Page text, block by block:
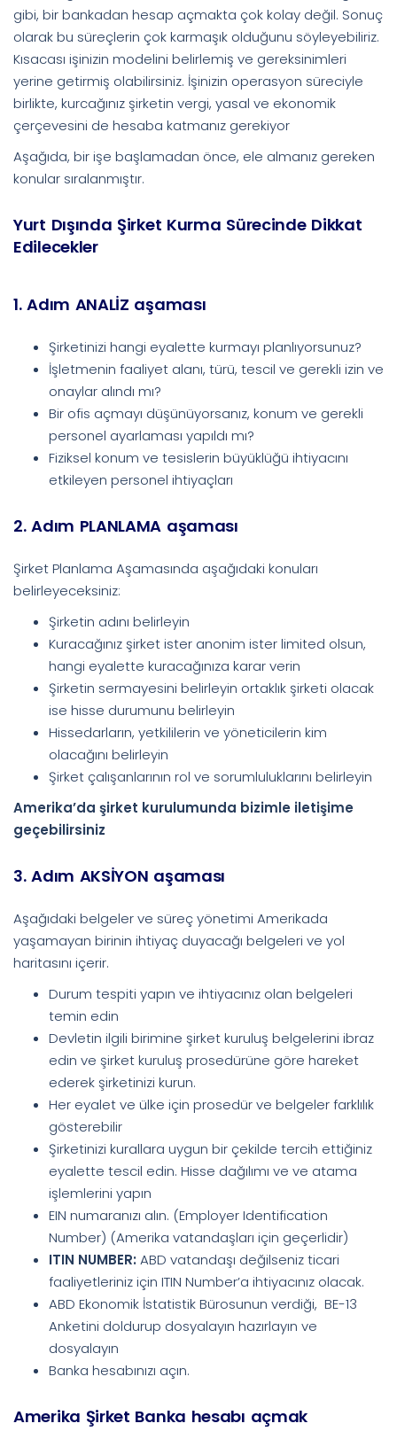
gibi, bir bankadan hesap açmakta çok kolay değil. Sonuç
olarak bu süreçlerin çok karmaşık olduğunu söyleyebiliriz.
Kısacası işinizin modelini belirlemiş ve gereksinimleri
yerine getirmiş olabilirsiniz. İşinizin operasyon süreciyle
birlikte, kurcağınız şirketin vergi, yasal ve ekonomik
çerçevesini de hesaba katmanız gerekiyor
Aşağıda, bir işe başlamadan önce, ele almanız gereken
konular sıralanmıştır.
Yurt Dışında Şirket Kurma Sürecinde Dikkat
Edilecekler
1. Adım ANALİZ aşaması
Şirketinizi hangi eyalette kurmayı planlıyorsunuz?
İşletmenin faaliyet alanı, türü, tescil ve gerekli izin ve
onaylar alındı mı?
Bir ofis açmayı düşünüyorsanız, konum ve gerekli
personel ayarlaması yapıldı mı?
Fiziksel konum ve tesislerin büyüklüğü ihtiyacını
etkileyen personel ihtiyaçları
2. Adım PLANLAMA aşaması
Şirket Planlama Aşamasında aşağıdaki konuları
belirleyeceksiniz:
Şirketin adını belirleyin
Kuracağınız şirket ister anonim ister limited olsun,
hangi eyalette kuracağınıza karar verin
Şirketin sermayesini belirleyin ortaklık şirketi olacak
ise hisse durumunu belirleyin
Hissedarların, yetkililerin ve yöneticilerin kim
olacağını belirleyin
Şirket çalışanlarının rol ve sorumluluklarını belirleyin
Amerika’da şirket kurulumunda bizimle iletişime
geçebilirsiniz
3. Adım AKSİYON aşaması
Aşağıdaki belgeler ve süreç yönetimi Amerikada
yaşamayan birinin ihtiyaç duyacağı belgeleri ve yol
haritasını içerir.
Durum tespiti yapın ve ihtiyacınız olan belgeleri
temin edin
Devletin ilgili birimine şirket kuruluş belgelerini ibraz
edin ve şirket kuruluş prosedürüne göre hareket
ederek şirketinizi kurun.
Her eyalet ve ülke için prosedür ve belgeler farklılık
gösterebilir
Şirketinizi kurallara uygun bir çekilde tercih ettiğiniz
eyalette tescil edin. Hisse dağılımı ve ve atama
işlemlerini yapın
EIN numaranızı alın. (Employer Identification
Number) (Amerika vatandaşları için geçerlidir)
ITIN NUMBER: ABD vatandaşı değilseniz ticari
faaliyetleriniz için ITIN Number’a ihtiyacınız olacak.
ABD Ekonomik İstatistik Bürosunun verdiği, BE-13
Anketini doldurup dosyalayın hazırlayın ve
dosyalayın
Banka hesabınızı açın.
Amerika Şirket Banka hesabı açmak